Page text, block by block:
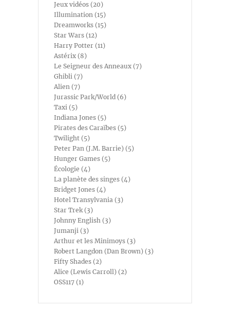
Jeux vidéos (20)
Illumination (15)
Dreamworks (15)
Star Wars (12)
Harry Potter (11)
Astérix (8)
Le Seigneur des Anneaux (7)
Ghibli (7)
Alien (7)
Jurassic Park/World (6)
Taxi (5)
Indiana Jones (5)
Pirates des Caraïbes (5)
Twilight (5)
Peter Pan (J.M. Barrie) (5)
Hunger Games (5)
Écologie (4)
La planète des singes (4)
Bridget Jones (4)
Hotel Transylvania (3)
Star Trek (3)
Johnny English (3)
Jumanji (3)
Arthur et les Minimoys (3)
Robert Langdon (Dan Brown) (3)
Fifty Shades (2)
Alice (Lewis Carroll) (2)
OSS117 (1)